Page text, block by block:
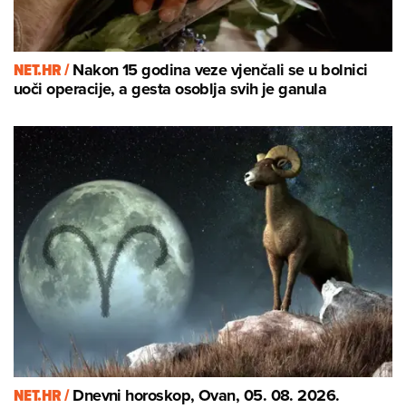
NET.HR /Nakon 15 godina veze vjenčali se u bolnici
uoči operacije, a gesta osoblja svih je ganula
NET.HR /Dnevni horoskop, Ovan, 05. 08. 2026.